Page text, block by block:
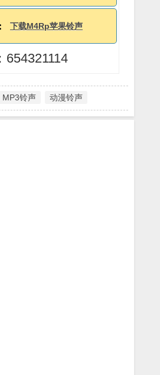
下载M4Rp苹果铃声
654321114
MP3铃声 动漫铃声